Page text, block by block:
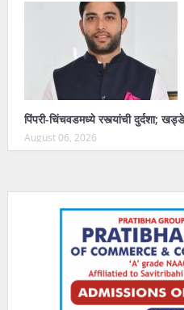
पिंपरी-चिंचवडमध्ये रस्त्यांची दुर्दशा;
August 06, 2026